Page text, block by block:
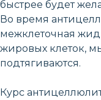
быстрее будет
Во время
межклеточная
жировых клеток,
подтягиваются.
Курс